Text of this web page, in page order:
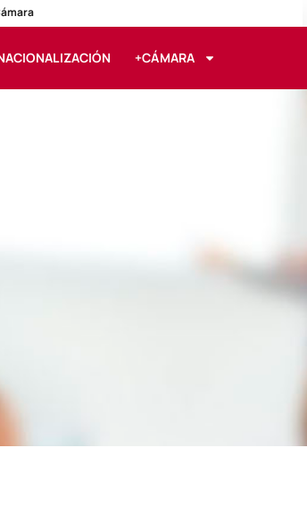
+CÁMARA